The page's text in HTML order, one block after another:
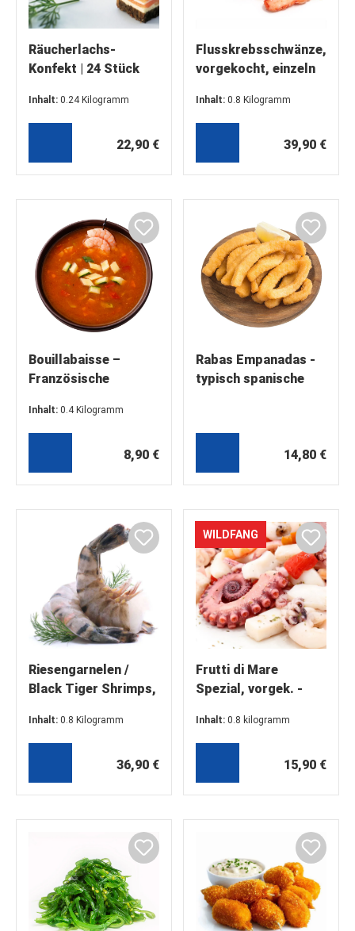
Räucherlachs-
Konfekt | 24 Stück
Inhalt: 0.24 Kilogramm
22,90 €
Flusskrebsschwänze,
vorgekocht, einzeln
schockgefrostet
(100 – 200 Stück / lb)
Inhalt: 0.8 Kilogramm
39,90 €
Bouillabaisse –
Französische
Fenchel &
Krustentierfond (2 x
Inhalt: 0.4 Kilogramm
8,90 €
Rabas Empanadas -
typisch spanische
14,80 €
Riesengarnelen /
Black Tiger Shrimps,
Schale, Groß Xl,
13/15
Inhalt: 0.8 Kilogramm
36,90 €
WILDFANG
Frutti di Mare
Spezial, vorgek. -
Meeresfrüchte
Cocktail
Inhalt: 0.8 kilogramm
15,90 €